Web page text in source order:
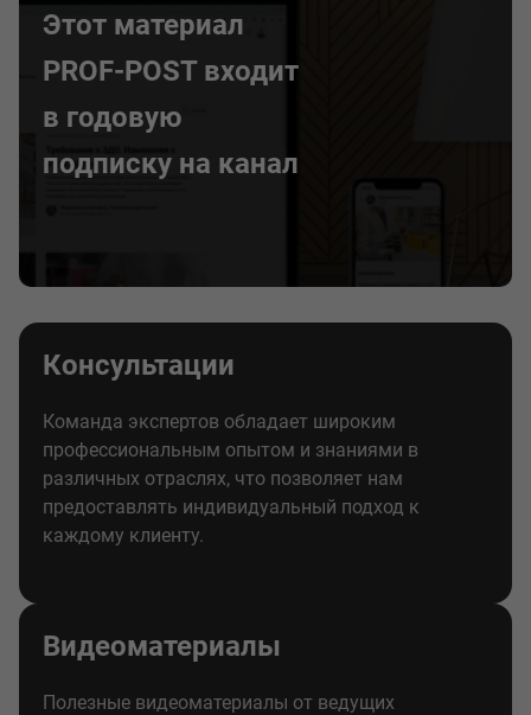
Этот материал
PROF-POST входит
в годовую
подписку на канал
Консультации
Команда экспертов обладает широким
профессиональным опытом и знаниями в
различных отраслях, что позволяет нам
предоставлять индивидуальный подход к
каждому клиенту.
Видеоматериалы
Полезные видеоматериалы от ведущих